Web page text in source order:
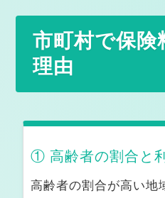
横浜市南区でケアマネジャー
横浜市内またその他の市区
ネ相談｜きてケアプランセン
横浜市中区内の医療機関
市町村で保険
理由
① 高齢者の割合と
高齢者の割合が高い地